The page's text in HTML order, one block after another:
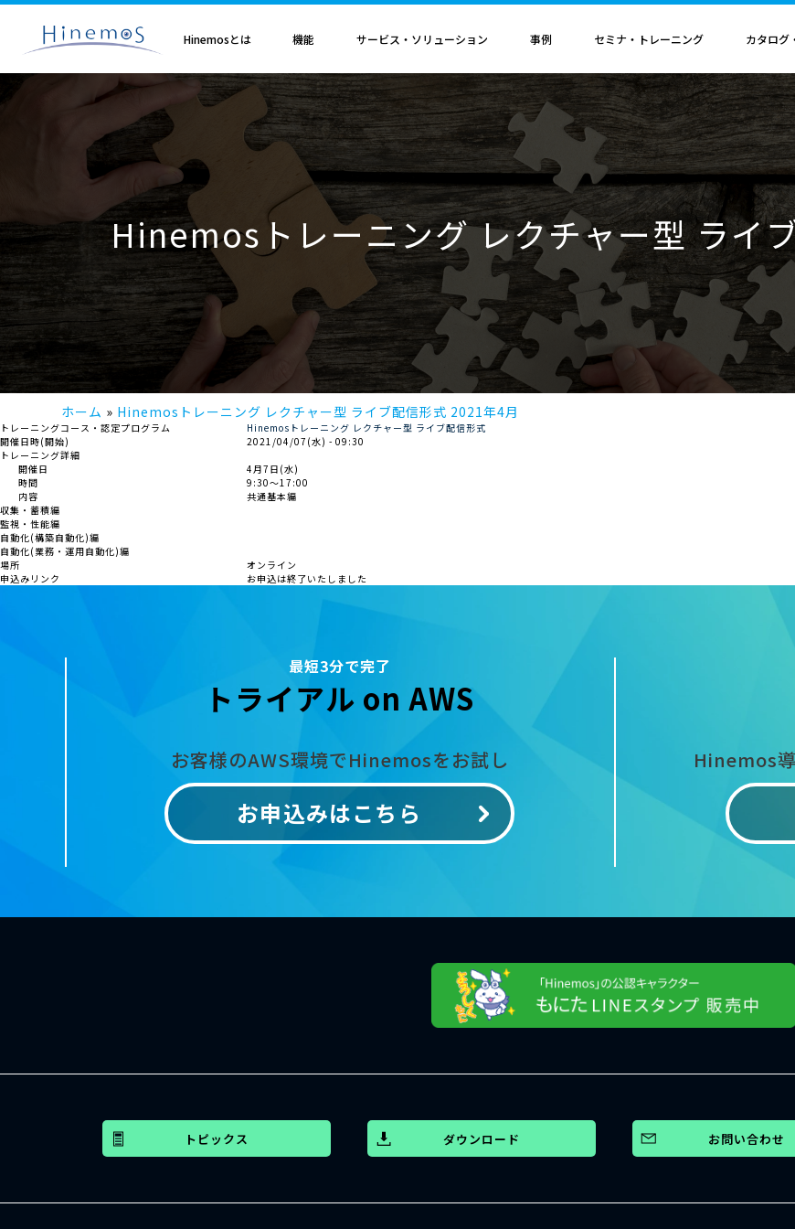
メ
テ
ツ
Hinemosとは
Hinemosとは
歩み・利用実績
Hinemosの利用実績
Hinemosの歩み
導入構成・動作環境
導入構成
動作環境
サポートサイクル
機能
エンタープライズ
クラウド・VM管理
Hinemos メッセージフィルタ
Hineoms インシデントダッシュボード
Hinemos Migration Assistant
Hinemos AIエージェント
オプション
Hinemos ミッションクリティカルオプション
Hinemos セキュリティ ネットワーク診断オプション
Hinemos セキュリティ アプリケーション診断オプション
サービス・ソリューション
サブスクリプション
Hinemosサブスクリプション
サービス
導入設計・構築支援サービス
Hinemosプロフェッショナル QAサービス
バージョンアップ支援サービス
データコンバートサービス
レポートカスタマイズサービス
他製品からの移行サービス
Hinemos インシデントダッシュボード テーブルカスタマイズサービス
Hinemosメッセージフィルタ 導入支援サービス
AI基盤による 異常検知支援サービス
ソリューション
SAP連携ソリューション
SAP HANA運用管理ソリューシ
事例
電気・ガス業 電気機器
金融・保険業 サービス業
教育、学習支援業 官公庁・自治体
NTTデータ事例 事例紹介インタビュー資料（PDF）
セミナ・トレーニング
Hinemosセミナ
Hinemos World 2026
Hinemosソリューションセミナ2026
Hinemos World 2025
Hinemosソリューションセミナ2025
トレーニング・技術者認定
Hinemosトレーニング
技術者認定プログラム
カレンダ
Hinemosイベントカレンダ
カタログ
クラウド運用特集
製品移行特集
ITSM特集
セキュリティ運用特集
監視特集
ログ管理特集
基盤設定の自動化特集
APM特集
RBA特集
技術情報
Hinemos技術情報
外部サイト公開記事・書籍
記事
Hinemos記事
IT運用管理コラム
Hinemosアライアンス
Hinemosアライアンスとは
Hinemosアライアンス一覧
取扱店
Hinemos取扱企業一覧
Hinemosトレーニング レクチャー型 ライ
ホーム Hinemosトレーニング レクチャー型 ライブ配信形式 2021年4月
トレーニングコース・認定プログラム
Hinemosトレーニング レクチャー型 ライブ配信形式
開催日時(開始)
2021/04/07(水) - 09:30
トレーニング詳細
開催日
4月7日(水)
時間
9:30～17:00
内容
共通基本編
収集・蓄積編
監視・性能編
自動化(構築自動化)編
自動化(業務・運用自動化)編
場所
オンライン
申込みリンク
お申込は終了いたしました
最短3分で完了
トライアル on AWS
お客様のAWS環境でHinemosをお試し
お申込みはこちら
Hinemos
トピックス ダウンロード お問い合わせ